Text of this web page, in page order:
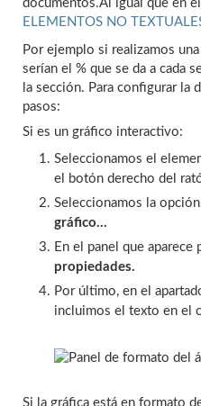
documentos.Al igual que en
ELEMENTOS NO
Por ejemplo si realizamos
serían el % que se da a cada
la sección. Para configurar la
pasos:
Si es un gráfico interactivo:
Seleccionamos el
el botón derecho del
Seleccionamos la opción
gráfico...
En el panel que aparece
propiedades.
Por último, en el
incluimos el texto en el
Si la gráfica está en formato